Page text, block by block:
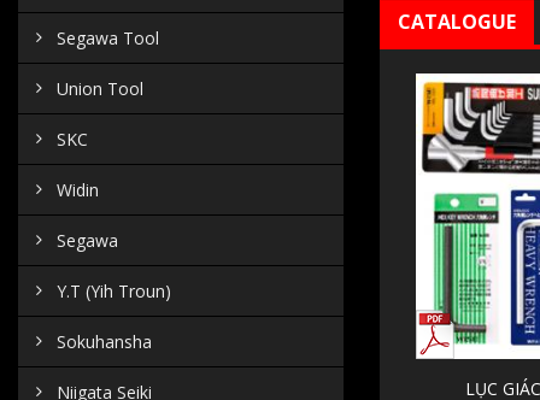
Segawa Tool
Union Tool
SKC
Widin
Segawa
Y.T (Yih Troun)
Sokuhansha
Niigata Seiki
CATALOGUE
LỤC